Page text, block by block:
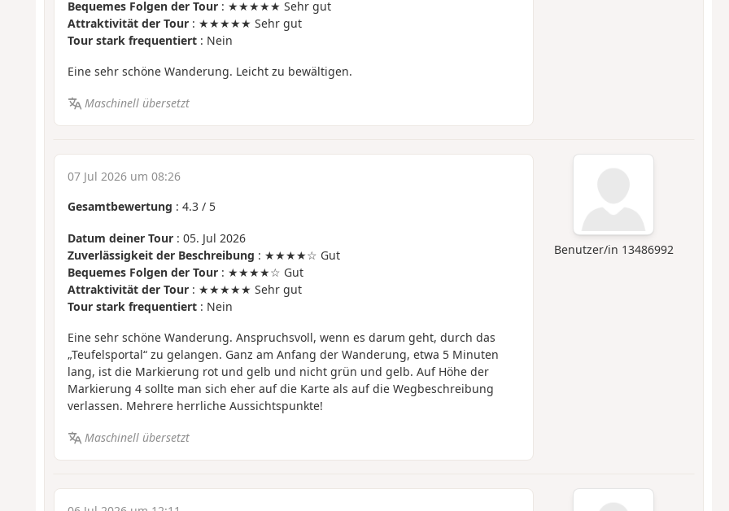
Bequemes Folgen der Tour: ★★★★★ Sehr gut
Attraktivität der Tour: ★★★★★ Sehr gut
Tour stark frequentiert: Nein
Eine sehr schöne Wanderung. Leicht zu bewältigen.
Maschinell übersetzt
Benutzer/in 13486992
07 Jul 2026 um 08:26
Gesamtbewertung : 4.3/ 5
Datum deiner Tour: 05. Jul 2026
Zuverlässigkeit der Beschreibung : ★★★★☆ Gut
Bequemes Folgen der Tour: ★★★★☆ Gut
Attraktivität der Tour: ★★★★★ Sehr gut
Tour stark frequentiert: Nein
Eine sehr schöne Wanderung. Anspruchsvoll, wenn es darum geht, durch das
„Teufelsportal“ zu gelangen. Ganz am Anfang der Wanderung, etwa 5 Minuten
lang, ist die Markierung rot und gelb und nicht grün und gelb. Auf Höhe der
Markierung 4 sollte man sich eher auf die Karte als auf die Wegbeschreibung
verlassen. Mehrere herrliche Aussichtspunkte!
Maschinell übersetzt